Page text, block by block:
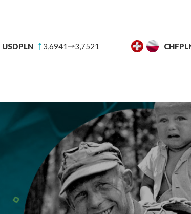
WALUT BLOG FINANSOWY
USDPLN 3,6941 3,7521